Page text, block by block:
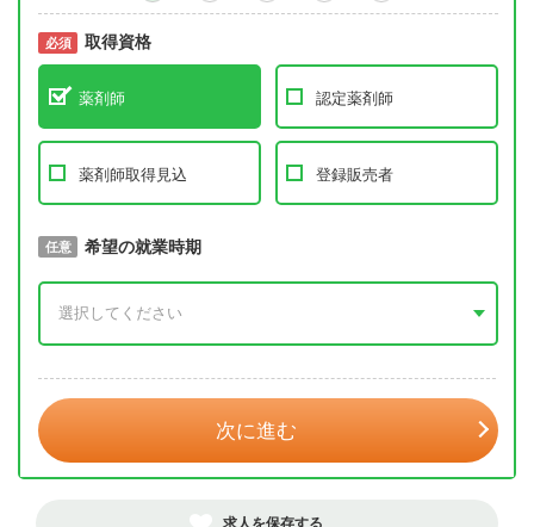
必須 取得資格
薬剤師 認定薬剤師
薬剤師取得見込 登録販売者
必須 取得予定年
任意 希望の就業時期
次に進む